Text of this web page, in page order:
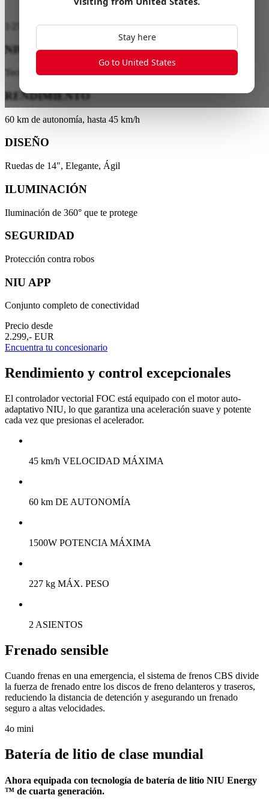
Stay here
Go to United States
NIU ENERGY
Tecnología de baterías de litio
RENDIMIENTO
60 km de autonomía, hasta 45 km/h
DISEÑO
Ruedas de 14", Elegante, Ágil
ILUMINACIÓN
Iluminación de 360° que te protege
SEGURIDAD
Protección contra robos
NIU APP
Conjunto completo de conectividad
Precio desde
2.299,- EUR
Encuentra tu concesionario
Rendimiento y control excepcionales
El controlador vectorial FOC está equipado con el motor auto-
adaptativo NIU, lo que garantiza una aceleración suave y potente
cada vez que presionas el acelerador.
45 km/h VELOCIDAD MÁXIMA
60 km DE AUTONOMÍA
1500W POTENCIA MÁXIMA
227 kg MÁX. PESO
2 ASIENTOS
Frenado sensible
Cuando frenas en una emergencia, el sistema de frenos CBS divide
la fuerza de frenado entre los discos de freno delanteros y traseros,
reduciendo la distancia de detención y asegurando un frenado
seguro a altas velocidades.
4o mini
Batería de litio de clase mundial
Ahora equipada con tecnología de batería de litio NIU Energy
™ de cuarta generación.